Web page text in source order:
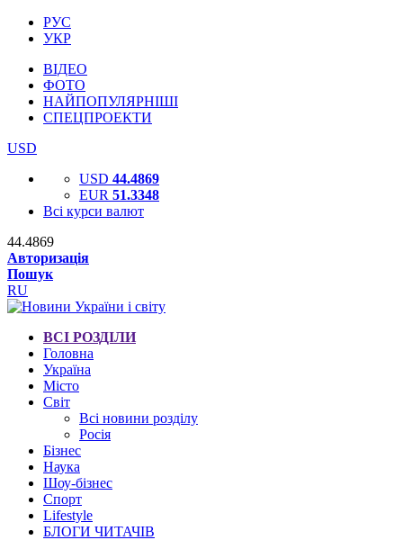
РУС
УКР
ВІДЕО
ФОТО
НАЙПОПУЛЯРНІШІ
СПЕЦПРОЕКТИ
USD
USD 44.4869
EUR 51.3348
Всі курси валют
44.4869
Авторизація
Пошук
RU
ВСІ РОЗДІЛИ
Головна
Україна
Місто
Світ
Всі новини розділу
Росія
Бізнес
Наука
Шоу-бізнес
Спорт
Lifestyle
БЛОГИ ЧИТАЧІВ